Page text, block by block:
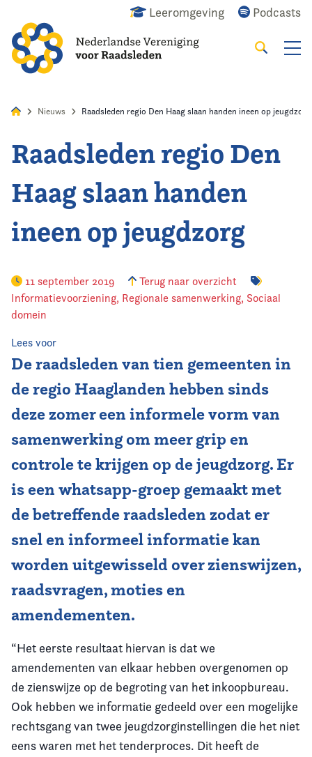
Leeromgeving Podcasts
Zoeken
Home
Agenda
Nieuws
Kennis & Informatie
Vereniging
Nieuws Raadsleden regio Den Haag slaan handen ineen op jeugdzorg
Raadsleden regio Den
Haag slaan handen
ineen op jeugdzorg
11 september 2019
Terug naar overzicht
Informatievoorziening, Regionale samenwerking, Sociaal
domein
Lees voor
De raadsleden van tien gemeenten in
de regio Haaglanden hebben sinds
deze zomer een informele vorm van
samenwerking om meer grip en
controle te krijgen op de jeugdzorg. Er
is een whatsapp-groep gemaakt met
de betreffende raadsleden zodat er
snel en informeel informatie kan
worden uitgewisseld over zienswijzen,
raadsvragen, moties en
amendementen.
“Het eerste resultaat hiervan is dat we
amendementen van elkaar hebben overgenomen op
de zienswijze op de begroting van het inkoopbureau.
Ook hebben we informatie gedeeld over een mogelijke
rechtsgang van twee jeugdzorginstellingen die het niet
eens waren met het tenderproces. Dit heeft de